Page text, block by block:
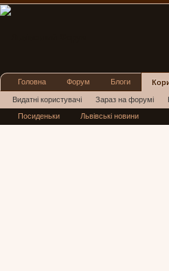
Головна Форум Блоги
Видатні користувачі Зараз на форумі
Нові повідомлення профілю
Посиденьки Львівські новини